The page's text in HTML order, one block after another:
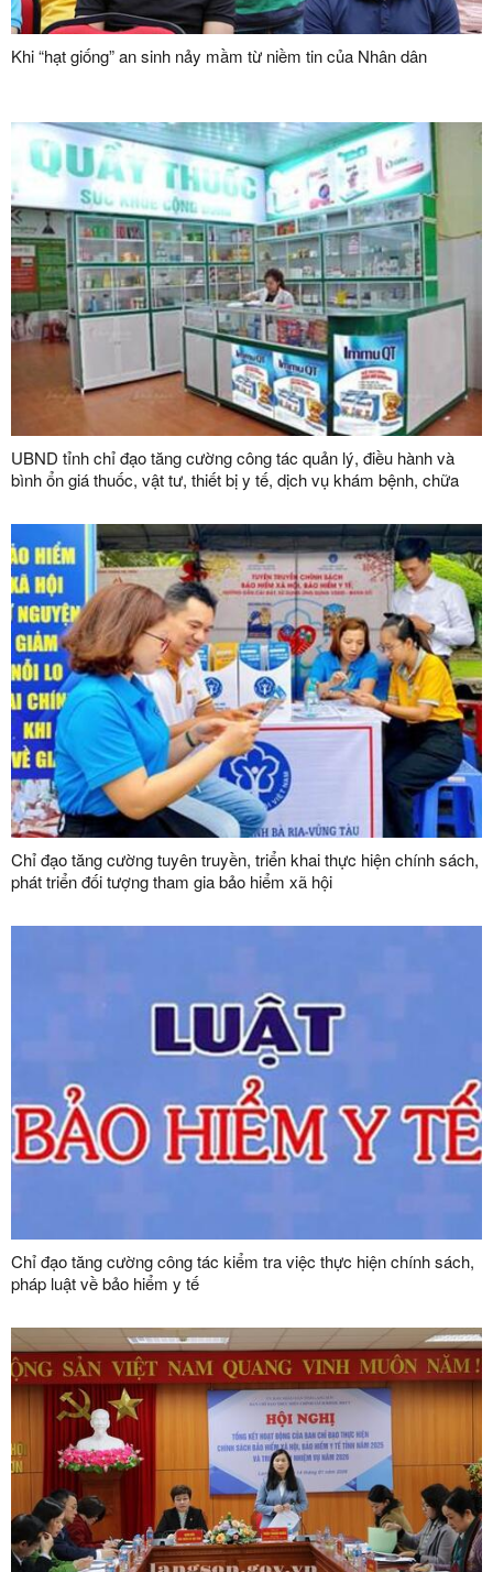
Khi “hạt giống” an sinh nảy mầm từ niềm tin của Nhân dân
UBND tỉnh chỉ đạo tăng cường công tác quản lý, điều hành và
bình ổn giá thuốc, vật tư, thiết bị y tế, dịch vụ khám bệnh, chữa
Chỉ đạo tăng cường tuyên truyền, triển khai thực hiện chính sách,
phát triển đối tượng tham gia bảo hiểm xã hội
Chỉ đạo tăng cường công tác kiểm tra việc thực hiện chính sách,
pháp luật về bảo hiểm y tế